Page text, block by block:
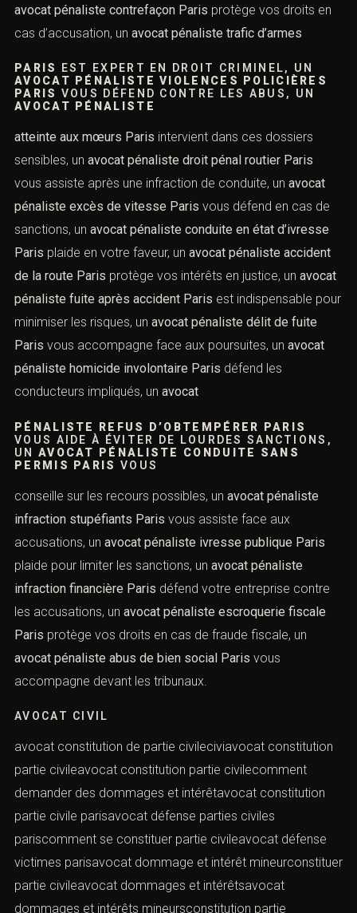
protège les victimes de manipulations, unavocat
pénaliste escroquerie en bande organisée Parislutte
proxénétisme Parisdéfend les accusés ou victimes, un
avocat pénaliste harcèlement Parisvous assiste dans
avocat pénaliste vol à main armée Paris
accompagne dans ces procédures, un
avocat pénaliste
faux et usage de faux Paris
aux accusations, un
avocat pénaliste contrefaçon Paris
protège vos droits en cas d’accusation, un
pénaliste trafic d’armes
PARISEST EXPERT EN DROIT CRIMINEL, UN
PARISVOUS DÉFEND CONTRE LES ABUS, UN
atteinte aux mœurs Parisintervient dans ces dossiers
vous assiste après une infraction de conduite, unavocat
pénaliste excès de vitesse Parisvous défend en cas de
plaide en votre faveur, un
avocat pénaliste accident
de la route Paris
avocat pénaliste fuite après accident Paris
indispensable pour minimiser les risques, un
vous accompagne face
aux poursuites, un
avocat pénaliste homicide involontaire
défend les conducteurs impliqués, un avocat
PÉNALISTE REFUS D’OBTEMPÉRER PARIS
CONDUITE SANS PERMIS PARIS
conseille sur les recours possibles, unavocat pénaliste
infraction stupéfiants Parisvous assiste face aux
accusations, unavocat pénaliste ivresse publique Paris
plaide pour limiter les sanctions, unavocat pénaliste
infraction financière Parisdéfend votre entreprise contre
les accusations, unavocat pénaliste escroquerie fiscale
Parisprotège vos droits en cas de fraude fiscale, un